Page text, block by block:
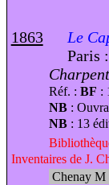
1863
Le
Paris :
Réf. : BF :
NB:
NB: 13
Inventaires de J.
Chenay